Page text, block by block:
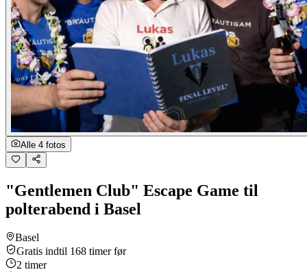
Alle 4 fotos
"Gentlemen Club" Escape Game til
polterabend i Basel
Basel
Gratis indtil 168 timer før
2 timer